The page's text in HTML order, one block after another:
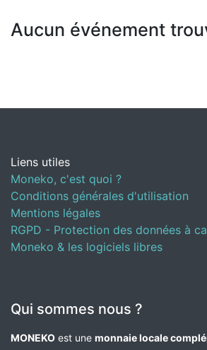
Aucun événement
Liens utiles
Moneko, c'est quoi ?
Conditions générales d'utilisation
Mentions légales
RGPD - Protection des données à
Moneko & les logiciels libres
Qui sommes nous ?
MONEKO est une monnaie locale